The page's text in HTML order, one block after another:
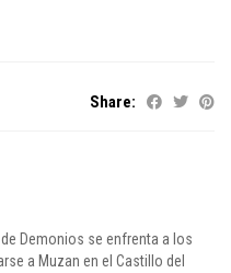
Share:
Demonios se enfrenta a los
a Muzan en el Castillo del